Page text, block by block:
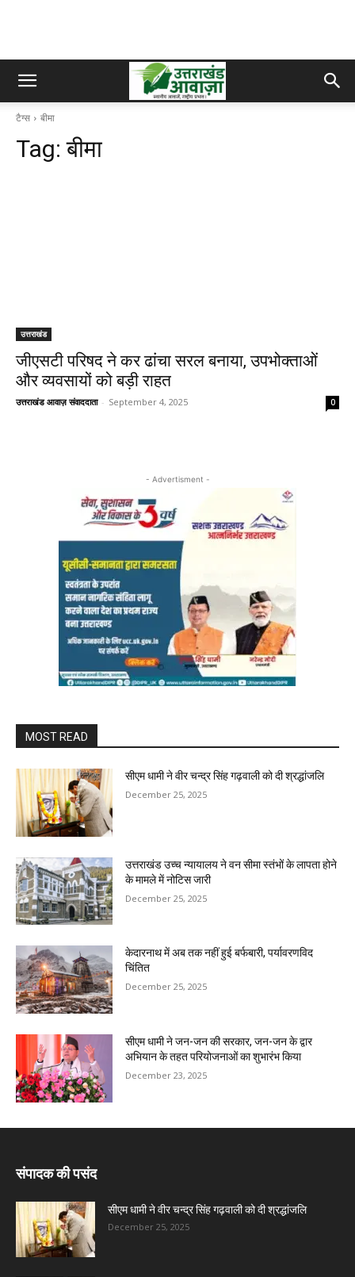
टैग्स बीमा
Tag:बीमा
उत्तराखंड
जीएसटी परिषद ने कर ढांचा सरल बनाया, उपभोक्ताओं
और व्यवसायों को बड़ी राहत
उत्तराखंड आवाज़ संवाददाता - September 4, 2025 0
- Advertisment -
MOST READ
सीएम धामी ने वीर चन्द्र सिंह गढ़वाली को दी श्रद्धांजलि
December 25, 2025
उत्तराखंड उच्च न्यायालय ने वन सीमा स्तंभों के लापता होने
के मामले में नोटिस जारी
December 25, 2025
केदारनाथ में अब तक नहीं हुई बर्फबारी, पर्यावरणविद
चिंतित
December 25, 2025
सीएम धामी ने जन-जन की सरकार, जन-जन के द्वार
अभियान के तहत परियोजनाओं का शुभारंभ किया
December 23, 2025
संपादक की पसंद
सीएम धामी ने वीर चन्द्र सिंह गढ़वाली को दी श्रद्धांजलि
December 25, 2025